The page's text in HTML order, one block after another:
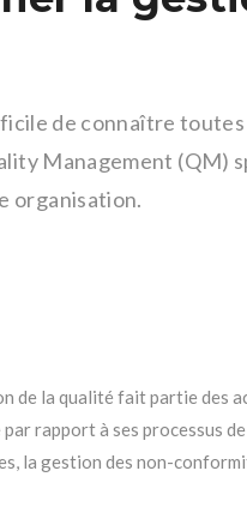
de connaître
Management (QM)
organisation.
de la qualité fait partie des
rapport à ses processus
la gestion des non-